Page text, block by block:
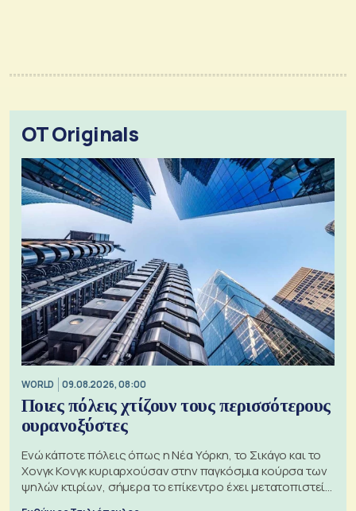
OT Originals
WORLD 09.08.2026, 08:00
Ποιες πόλεις χτίζουν τους περισσότερους
ουρανοξύστες
Ενώ κάποτε πόλεις όπως η Νέα Υόρκη, το Σικάγο και το
Χονγκ Κονγκ κυριαρχούσαν στην παγκόσμια κούρσα των
ψηλών κτιρίων, σήμερα το επίκεντρο έχει μετατοπιστεί